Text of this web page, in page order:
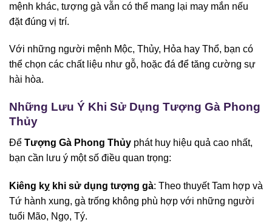
mệnh khác, tượng gà vẫn có thể mang lại may mắn nếu
đặt đúng vị trí.
Với những người mệnh Mộc, Thủy, Hỏa hay Thổ, bạn có
thể chọn các chất liệu như gỗ, hoặc đá để tăng cường sự
hài hòa.
Những Lưu Ý Khi Sử Dụng Tượng Gà Phong
Thủy
Để Tượng Gà Phong Thủy phát huy hiệu quả cao nhất,
bạn cần lưu ý một số điều quan trọng:
Kiêng kỵ khi sử dụng tượng gà: Theo thuyết Tam hợp và
Tứ hành xung, gà trống không phù hợp với những người
tuổi Mão, Ngọ, Tý.